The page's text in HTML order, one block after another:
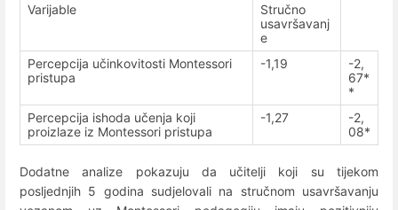
Varijable
Stručno
usavršavanj
e
Percepcija učinkovitosti Montessori
pristupa
-1,19
-2,
67*
*
Percepcija ishoda učenja koji
proizlaze iz Montessori pristupa
-1,27
-2,
08*
Dodatne analize pokazuju da učitelji koji su tijekom
posljednjih 5 godina sudjelovali na stručnom usavršavanju